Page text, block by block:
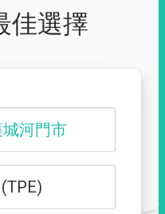
佳選擇